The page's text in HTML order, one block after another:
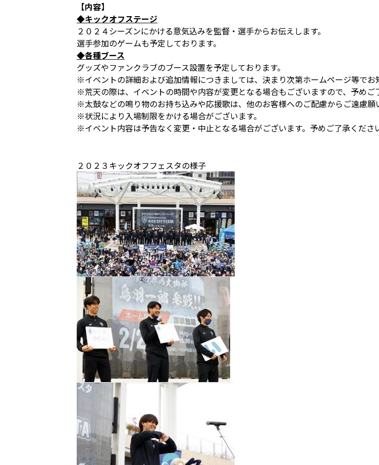
【内容】
◆キックオフステージ
２０２４シーズンにかける意気込みを監督・選手からお伝えします。
選手参加のゲームも予定しております。
◆各種ブース
グッズやファンクラブのブース設置を予定しております。
※イベントの詳細および追加情報につきましては、決まり次第ホームページ等でお
※荒天の際は、イベントの時間や内容が変更となる場合もございますので、予めご
※太鼓などの鳴り物のお持ち込みや応援歌は、他のお客様へのご配慮からご遠慮願
※状況により入場制限をかける場合がございます。
※イベント内容は予告なく変更・中止となる場合がございます。予めご了承くださ
２０２３キックオフフェスタの様子